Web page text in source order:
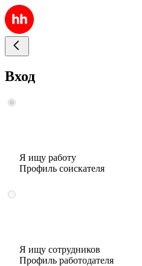
Вход
Я ищу работу
Профиль соискателя
Я ищу сотрудников
Профиль работодателя